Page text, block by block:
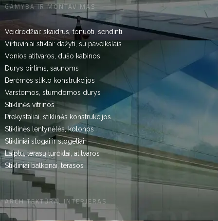
GAMYBA IR MONTAVIMAS
Veidrodžiai: skaidrūs, tonuoti, sendinti
Virtuviniai stiklai: dažyti, su paveikslais
Vonios atitvaros, dušo kabinos
Durys pirtims, saunoms
Berėmės stiklo konstrukcijos
Varstomos, stumdomos durys
Stiklinės vitrinos
Prekystaliai, stiklinės konstrukcijos
Stiklinės lentynėlės, kolonos
Stikliniai stogai ir stogeliai
Laiptų, terasų turėklai, atitvaros
Stikliniai balkonai, terasos
ARCHITEKTŪRA, INTERJERAS